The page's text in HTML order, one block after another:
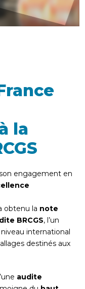
la
engagement en
obtenu la note
BRCGS, l’un
international
destinés aux
audite